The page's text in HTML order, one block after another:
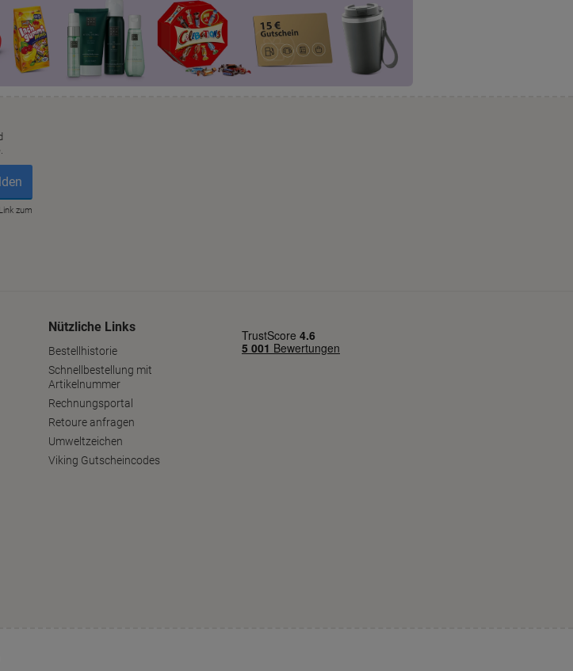
Nützliche Links
Bestellhistorie
Schnellbestellung mit
Artikelnummer
Rechnungsportal
Retoure anfragen
Umweltzeichen
Viking Gutscheincodes